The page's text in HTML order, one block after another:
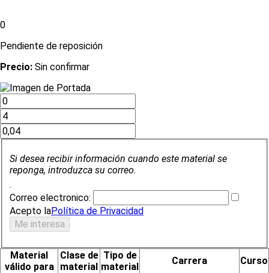
0
Pendiente de reposición
Precio: Sin confirmar
Si desea recibir información cuando este material se
reponga, introduzca su correo.
.
Correo electronico:
Acepto laPolítica de Privacidad
Material
válido para
Clase de
material
Tipo de
material
Carrera Curso